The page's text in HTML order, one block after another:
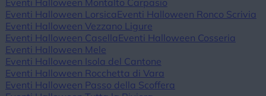
Eventi Halloween Montalto Carpasio
Eventi Halloween Lorsica Eventi Halloween Ronco Scrivia
Eventi Halloween Vezzano Ligure
Eventi Halloween Casella Eventi Halloween Cosseria
Eventi Halloween Mele
Eventi Halloween Isola del Cantone
Eventi Halloween Rocchetta di Vara
Eventi Halloween Passo della Scoffera